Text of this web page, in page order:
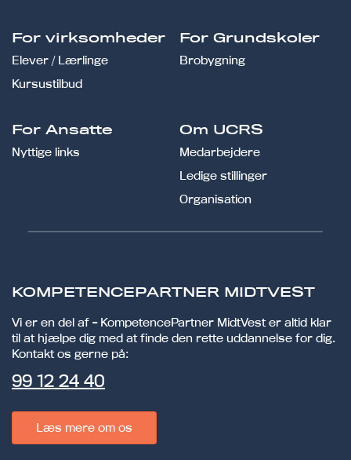
For virksomheder
Elever / Lærlinge
Kursustilbud
For Grundskoler
Brobygning
For Ansatte
Nyttige links
Om UCRS
Medarbejdere
Ledige stillinger
Organisation
KOMPETENCEPARTNER MIDTVEST
Vi er en del af - KompetencePartner MidtVest er altid klar
til at hjælpe dig med at finde den rette uddannelse for dig.
Kontakt os gerne på:
99 12 24 40
Læs mere om os